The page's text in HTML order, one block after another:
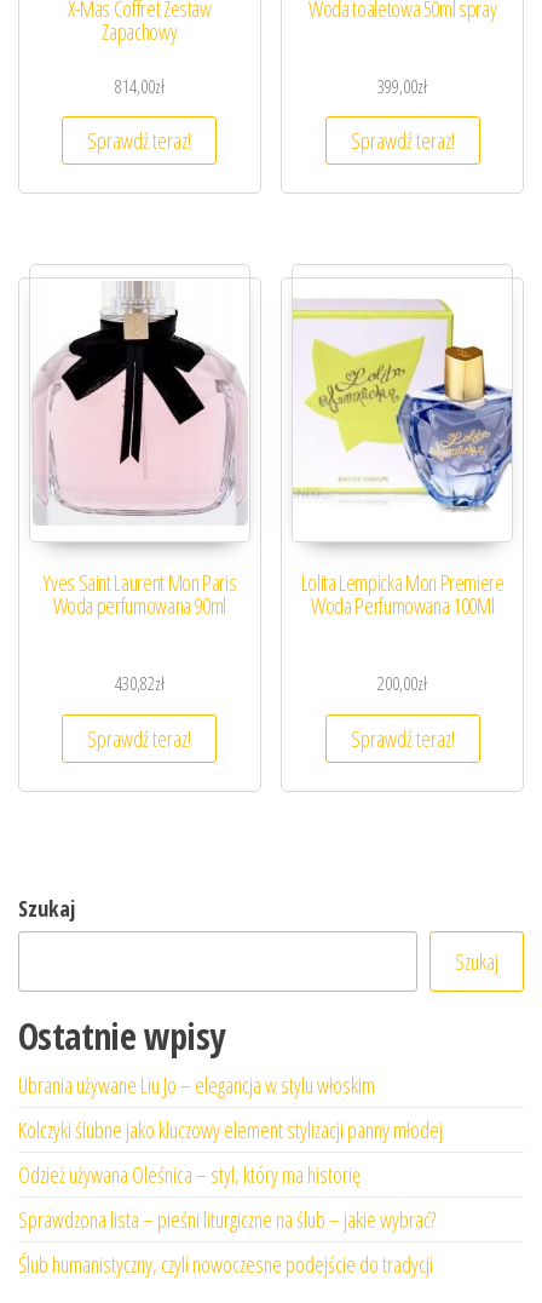
X-Mas Coffret Zestaw
Zapachowy
814,00zł
Sprawdź teraz!
Woda toaletowa 50ml spray
399,00zł
Sprawdź teraz!
Yves Saint Laurent Mon Paris
Woda perfumowana 90ml
430,82zł
Sprawdź teraz!
Lolita Lempicka Mon Premiere
Woda Perfumowana 100Ml
200,00zł
Sprawdź teraz!
Szukaj
Szukaj
Ostatnie wpisy
Ubrania używane Liu Jo – elegancja w stylu włoskim
Kolczyki ślubne jako kluczowy element stylizacji panny młodej
Odzież używana Oleśnica – styl, który ma historię
Sprawdzona lista – pieśni liturgiczne na ślub – jakie wybrać?
Ślub humanistyczny, czyli nowoczesne podejście do tradycji